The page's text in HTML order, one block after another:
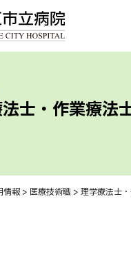
士・作業療法
情報 > 医療技術職 > 理学療法士